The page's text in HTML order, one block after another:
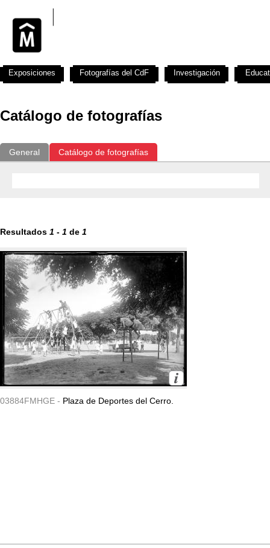
Catálogo de fotografías
General Catálogo de fotografías
Resultados 1 - 1 de 1
03884FMHGE - Plaza de Deportes del Cerro.
Exposiciones Fotografías del CdF Investigación